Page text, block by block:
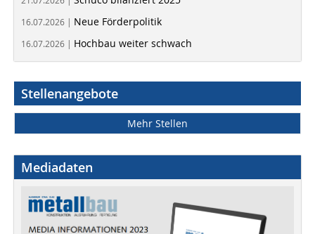
16.07.2026 | Neue Förderpolitik
16.07.2026 | Hochbau weiter schwach
Stellenangebote
Mehr Stellen
Mediadaten